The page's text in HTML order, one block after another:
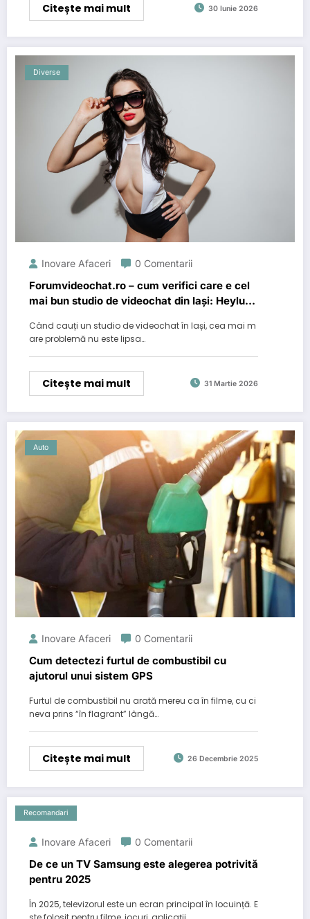
Citește mai mult 30 Iunie 2026
Diverse
Inovare Afaceri 0 Comentarii
Forumvideochat.ro – cum verifici care e cel
mai bun studio de videochat din Iași: Heylux
Când cauți un studio de videochat în Iași, cea mai m
are problemă nu este lipsa…
Citește mai mult 31 Martie 2026
Auto
Inovare Afaceri 0 Comentarii
Cum detectezi furtul de combustibil cu
ajutorul unui sistem GPS
Furtul de combustibil nu arată mereu ca în filme, cu ci
neva prins “în flagrant” lângă…
Citește mai mult 26 Decembrie 2025
Recomandari
Inovare Afaceri 0 Comentarii
De ce un TV Samsung este alegerea potrivită
pentru 2025
În 2025, televizorul este un ecran principal în locuință. E